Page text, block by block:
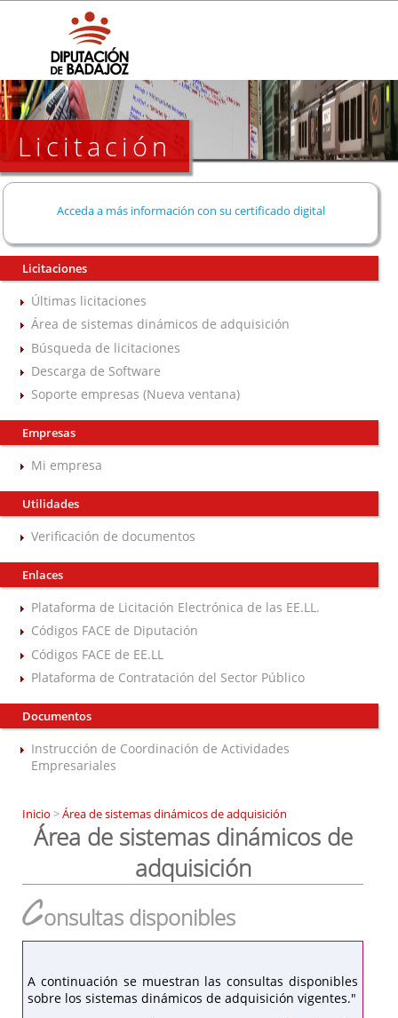
Licitación
Acceda a más información con su certificado digital
Licitaciones
Últimas licitaciones
Área de sistemas dinámicos de adquisición
Búsqueda de licitaciones
Descarga de Software
Soporte empresas (Nueva ventana)
Empresas
Mi empresa
Utilidades
Verificación de documentos
Enlaces
Plataforma de Licitación Electrónica de las EE.LL.
Códigos FACE de Diputación
Códigos FACE de EE.LL
Plataforma de Contratación del Sector Público
Documentos
Instrucción de Coordinación de Actividades
Empresariales
Inicio >Área de sistemas dinámicos de adquisición
Área de sistemas dinámicos de
adquisición
Consultas disponibles
A continuación se muestran las consultas disponibles
sobre los sistemas dinámicos de adquisición vigentes."